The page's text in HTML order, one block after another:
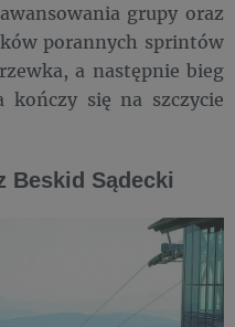
grupy oraz
porannych sprintów
a następnie bieg
się na szczycie
Beskid Sądecki